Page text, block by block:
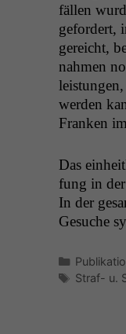
fällen
ge­fordert,
gere­icht,
nah­men
wer­den
Franken
Das
fung in der
In der
Gesuche
Straf- u.